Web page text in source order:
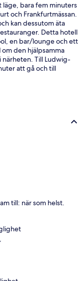
bara fem minuters
och Frankfurtmässan.
kan dessutom äta
Detta hotell
en bar/lounge och ett
den hjälpsamma
Till Ludwig-
att gå och till
till: när som helst.